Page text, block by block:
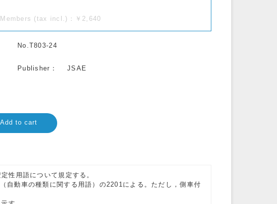
Members (tax incl.)：￥2,640
No.T803-24
Publisher JSAE
Add to cart
性用語について規定する。
自動車の種類に関する用語）の2201による。ただし，側車付